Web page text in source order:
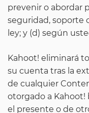
prevenir o abordar
seguridad, soporte
ley; y (d) según
Kahoot! eliminará
su cuenta tras la
de cualquier
otorgado a Kahoot!
el presente o de